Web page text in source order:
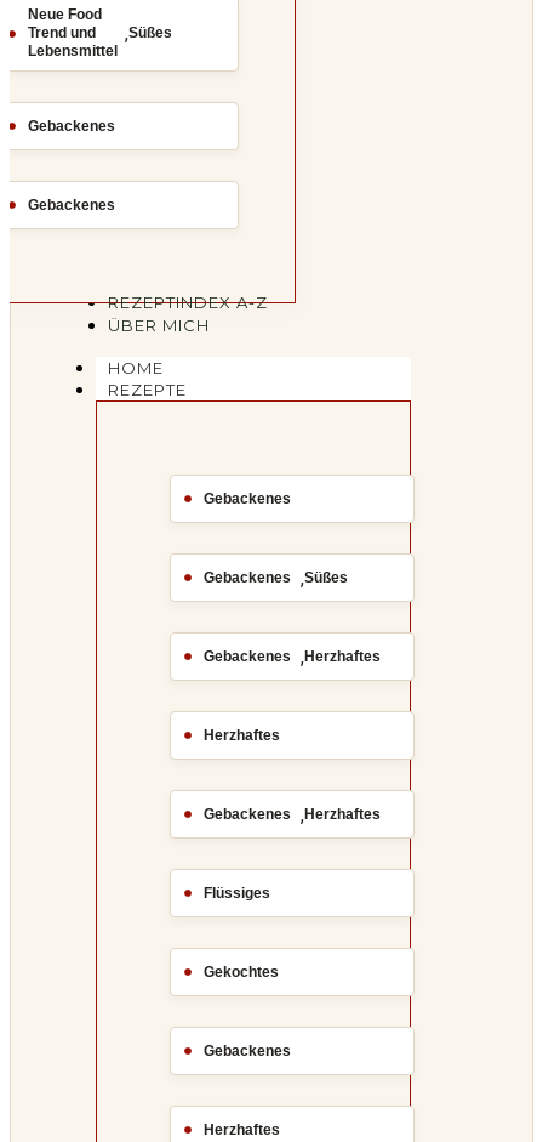
Neue Food
Trend und
Lebensmittel
,Süßes
Gebackenes
Gebackenes
REZEPTINDEX A-Z
ÜBER MICH
HOME
REZEPTE
Gebackenes
Gebackenes ,Süßes
Gebackenes ,Herzhaftes
Herzhaftes
Gebackenes ,Herzhaftes
Flüssiges
Gekochtes
Gebackenes
Herzhaftes